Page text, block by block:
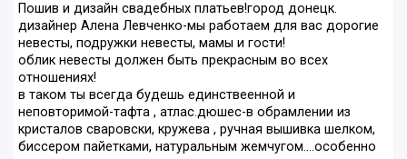
Пошив и дизайн свадебных платьев!город донецк.
дизайнер Алена Левченко-мы работаем для вас дорогие
невесты, подружки невесты, мамы и гости!
облик невесты должен быть прекрасным во всех
отношениях!
в таком ты всегда будешь единствеенной и
неповторимой-тафта , атлас.дюшес-в обрамлении из
кристалов сваровски, кружева , ручная вышивка шелком,
биссером пайетками, натуральным жемчугом....особенно